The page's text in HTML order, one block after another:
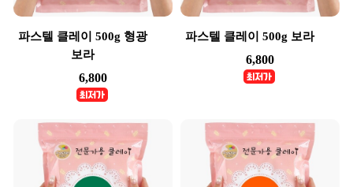
파스텔 클레이 500g 형광
보라
6,800
파스텔 클레이 500g 보라
6,800